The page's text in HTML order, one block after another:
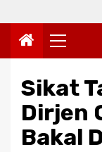
Primary
Menu
Sikat
Dirjen
Bakal